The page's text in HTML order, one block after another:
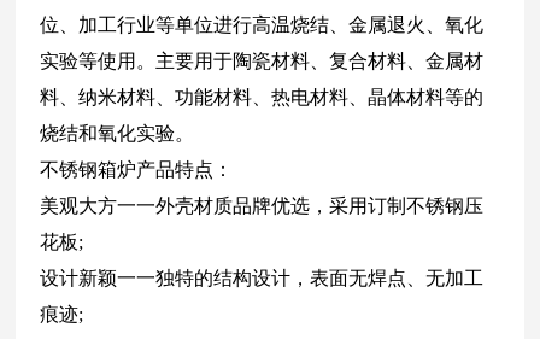
位、加工行业等单位进行高温烧结、金属退火、氧化
实验等使用。主要用于陶瓷材料、复合材料、金属材
料、纳米材料、功能材料、热电材料、晶体材料等的
烧结和氧化实验。
不锈钢箱炉产品特点：
美观大方一一外壳材质品牌优选，采用订制不锈钢压
花板;
设计新颖一一独特的结构设计，表面无焊点、无加工
痕迹;